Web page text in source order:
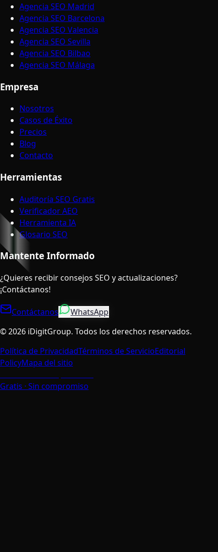
Agencia SEO Madrid
Agencia SEO Barcelona
Agencia SEO Valencia
Agencia SEO Sevilla
Agencia SEO Bilbao
Agencia SEO Málaga
Empresa
Nosotros
Casos de Éxito
Precios
Blog
Contacto
Herramientas
Auditoría SEO Gratis
Verificador AEO
Herramienta IA
Glosario SEO
Mantente Informado
¿Quieres recibir consejos SEO y actualizaciones?
¡Contáctanos!
Contáctanos
WhatsApp
©2026 iDigitGroup. Todos los derechos reservados.
Política de PrivacidadTérminos de ServicioEditorial
PolicyMapa del sitio
Gratis · Sin compromiso